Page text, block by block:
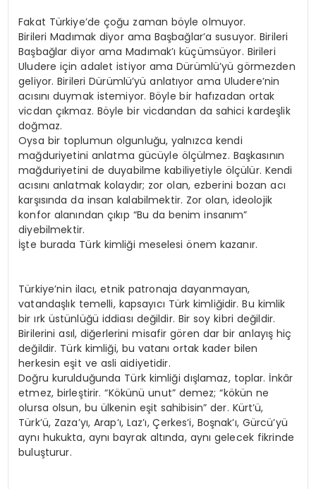
Fakat Türkiye’de çoğu zaman böyle olmuyor.
Birileri Madımak diyor ama Başbağlar’a susuyor. Birileri
Başbağlar diyor ama Madımak’ı küçümsüyor. Birileri
Uludere için adalet istiyor ama Dürümlü’yü görmezden
geliyor. Birileri Dürümlü’yü anlatıyor ama Uludere’nin
acısını duymak istemiyor. Böyle bir hafızadan ortak
vicdan çıkmaz. Böyle bir vicdandan da sahici kardeşlik
doğmaz.
Oysa bir toplumun olgunluğu, yalnızca kendi
mağduriyetini anlatma gücüyle ölçülmez. Başkasının
mağduriyetini de duyabilme kabiliyetiyle ölçülür. Kendi
acısını anlatmak kolaydır; zor olan, ezberini bozan acı
karşısında da insan kalabilmektir. Zor olan, ideolojik
konfor alanından çıkıp “Bu da benim insanım”
diyebilmektir.
İşte burada Türk kimliği meselesi önem kazanır.
Türkiye’nin ilacı, etnik patronaja dayanmayan,
vatandaşlık temelli, kapsayıcı Türk kimliğidir. Bu kimlik
bir ırk üstünlüğü iddiası değildir. Bir soy kibri değildir.
Birilerini asıl, diğerlerini misafir gören dar bir anlayış hiç
değildir. Türk kimliği, bu vatanı ortak kader bilen
herkesin eşit ve asli aidiyetidir.
Doğru kurulduğunda Türk kimliği dışlamaz, toplar. İnkâr
etmez, birleştirir. “Kökünü unut” demez; “kökün ne
olursa olsun, bu ülkenin eşit sahibisin” der. Kürt’ü,
Türk’ü, Zaza’yı, Arap’ı, Laz’ı, Çerkes’i, Boşnak’ı, Gürcü’yü
aynı hukukta, aynı bayrak altında, aynı gelecek fikrinde
buluşturur.